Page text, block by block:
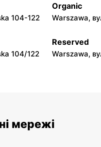
moje sklepy
Jarosław,
104-122
Organic
Warszawa,
104/122
Reserved
Warszawa,
мережі